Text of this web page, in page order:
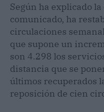
Según ha explicado
comunicado, ha
circulaciones
que supone un
son 4.298 los
distancia que se
últimos recuperados
reposición de cien